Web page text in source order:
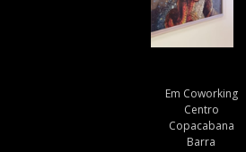
Em Coworking
Centro
Copacabana
Barra